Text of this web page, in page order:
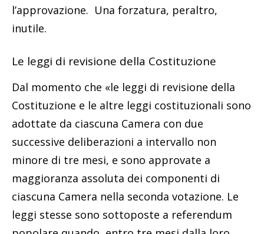
l’approvazione. Una forzatura, peraltro,
inutile.
Le leggi di revisione della Costituzione
Dal momento che «le leggi di revisione della
Costituzione e le altre leggi costituzionali sono
adottate da ciascuna Camera con due
successive deliberazioni a intervallo non
minore di tre mesi, e sono approvate a
maggioranza assoluta dei componenti di
ciascuna Camera nella seconda votazione. Le
leggi stesse sono sottoposte a referendum